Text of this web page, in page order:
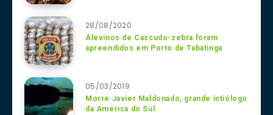
28/08/2020
Alevinos de Cascudo-zebra foram
apreendidos em Porto de Tabatinga
05/03/2019
Morre Javier Maldonado, grande ictiólogo
da América do Sul